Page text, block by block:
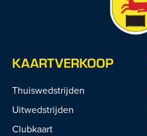
KAARTVERKOOP
Thuiswedstrijden
Uitwedstrijden
Clubkaart